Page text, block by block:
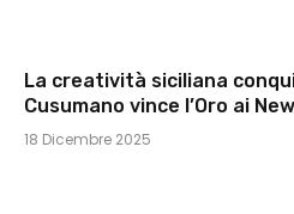
La creatività siciliana
Cusumano vince l’Oro ai
18 Dicembre 2025